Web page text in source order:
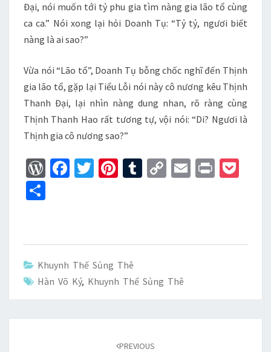
Đại, nói muốn tới tỷ phu gia tìm nàng gia lão tổ cùng
ca ca.” Nói xong lại hỏi Doanh Tụ: “Tỷ tỷ, ngươi biết
nàng là ai sao?”
Vừa nói “Lão tổ”, Doanh Tụ bỗng chốc nghĩ đến Thịnh
gia lão tổ, gặp lại Tiểu Lỗi nói này cô nương kêu Thịnh
Thanh Đại, lại nhìn nàng dung nhan, rõ ràng cùng
Thịnh Thanh Hao rất tương tự, vội nói: “Di? Ngươi là
Thịnh gia cô nương sao?”
W
es
s
Fa
o
k
T
Pi
t
T
r
C
Li
k
E
Pr
e
Khuynh Thế Sủng Thê
Hàn Võ Ký, Khuynh Thế Sủng Thê
PREVIOUS